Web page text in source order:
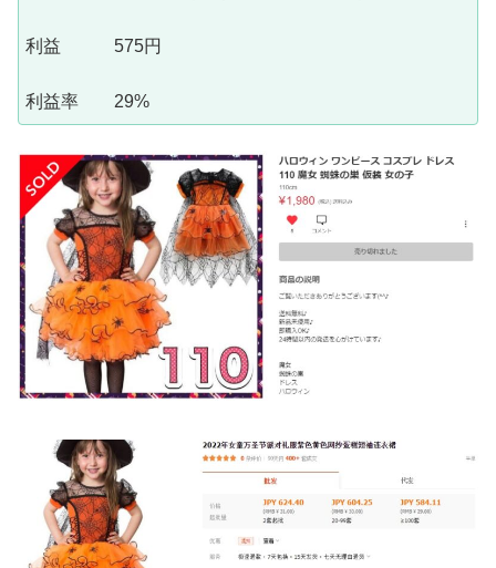
利益 575円
利益率 29%